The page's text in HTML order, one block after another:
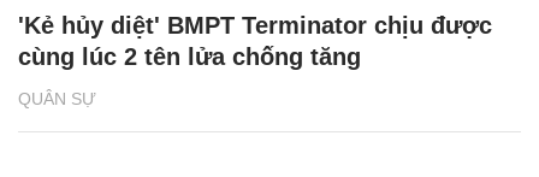
QUÂN SỰ
'Kẻ hủy diệt' BMPT Terminator chịu được
cùng lúc 2 tên lửa chống tăng